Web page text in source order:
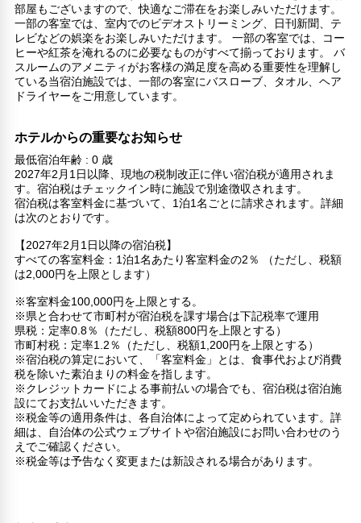
部屋もございますので、快適なご滞在をお楽しみいただけます。
一部の客室では、室内でのビデオストリーミング、日刊新聞、テ
レビなどの娯楽をお楽しみいただけます。 一部の客室では、コー
ヒーや紅茶を淹れるのに必要なものがすべて揃っております。 バ
スルームのアメニティがお客様の満足度を高める重要性を理解し
ている当宿泊施設では、一部の客室にバスローブ、タオル、ヘア
ドライヤーをご用意しています。
ホテルからの重要なお知らせ
最低宿泊年齢 : 0 歳
2027年2月1日以降、現地の税制改正に伴い宿泊税が適用されま
す。宿泊税はチェックイン時に施設で別途徴収されます。
宿泊税は客室料金に基づいて、1泊1名ごとに請求されます。詳細
は次のとおりです。
【2027年2月1日以降の宿泊税】
すべての客室料金：1泊1名あたり客室料金の2％ （ただし、税額
は2,000円を上限とします）
※客室料金100,000円を上限とする。
※県と合わせて市町村が宿泊税を課す場合は下記税率で運用
県税：定率0.8％（ただし、税額800円を上限とする）
市町村税：定率1.2％（ただし、税額1,200円を上限とする）
※宿泊税の算定において、「客室料金」とは、食事代および消費
税を除いた素泊まりの料金を指します。
※クレジットカードによる事前払いの場合でも、宿泊税は宿泊施
設にてお支払いいただきます。
※税金等の適用条件は、各自治体によって定められています。詳
細は、自治体の公式ウェブサイトや宿泊施設にお問い合わせのう
えでご確認ください。
※税金等は予告なく変更または新設される場合があります。